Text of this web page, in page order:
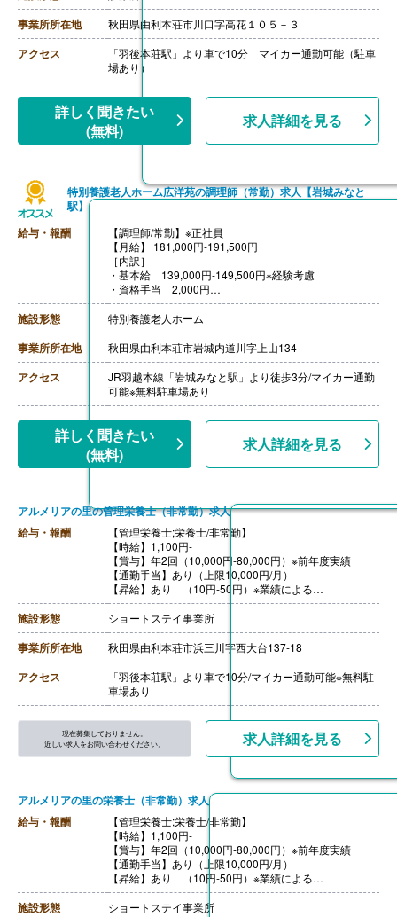
事業所所在地 秋田県由利本荘市川口字高花１０５－３
アクセス
「羽後本荘駅」より車で10分 マイカー通勤可能（駐車
場あり）
詳しく聞きたい
(無料)
求人詳細を見る
特別養護老人ホーム広洋苑の調理師（常勤）求人【岩城みなと
駅】
給与・報酬
【調理師/常勤】※正社員
【月給】 181,000円-191,500円
［内訳］
・基本給 139,000円-149,500円※経験考慮
・資格手当 2,000円
・業務処遇手当 25,000円
・賃上支援補助手当 15,000円
［その他手当］
・家族手当 社会保険加入者5,000円/月 未加入高校生
8,000円/月 未加入大学生・大学院生・専修学生15,000
円/月
【賞与】年2回（計3.80ヶ月分）※前年度実績
【通勤手当】あり（上限31,600円/月）
績、年間業績及び人事考課による
【退職金】あり※勤続3年以上
施設形態 特別養護老人ホーム
事業所所在地 秋田県由利本荘市岩城内道川字上山134
アクセス
JR羽越本線「岩城みなと駅」より徒歩3分/マイカー通勤
可能※無料駐車場あり
詳しく聞きたい
(無料)
求人詳細を見る
アルメリアの里の管理栄養士（非常勤）求人
給与・報酬
【管理栄養士;栄養士/非常勤】
【時給】1,100円-
【賞与】年2回（10,000円-80,000円）※前年度実績
【通勤手当】あり（上限10,000円/月）
【昇給】あり （10円-50円）※業績による
【退職金】なし
施設形態 ショートステイ事業所
事業所所在地 秋田県由利本荘市浜三川字西大台137-18
アクセス
「羽後本荘駅」より車で10分/マイカー通勤可能※無料駐
車場あり
現在募集しておりません。
近しい求人をお問い合わせください。
求人詳細を見る
アルメリアの里の栄養士（非常勤）求人
給与・報酬
【管理栄養士;栄養士/非常勤】
【時給】1,100円-
【賞与】年2回（10,000円-80,000円）※前年度実績
【通勤手当】あり（上限10,000円/月）
【昇給】あり （10円-50円）※業績による
【退職金】なし
施設形態 ショートステイ事業所